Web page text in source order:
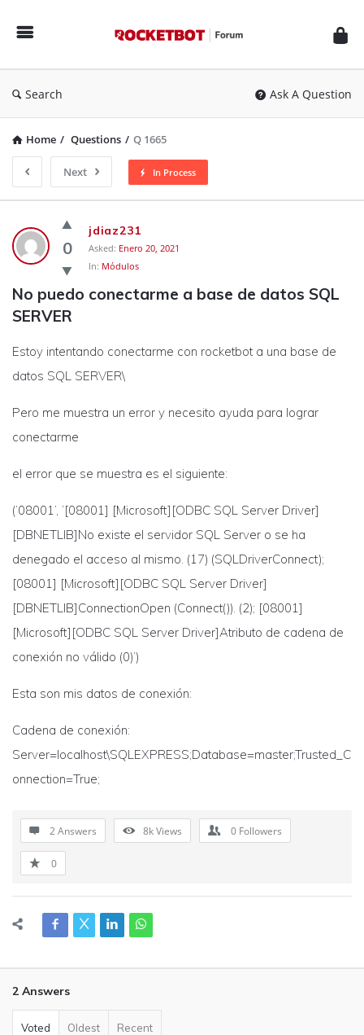
Forum
Search Ask A Question
Home / Questions / Q 1665
Next In Process
Rocketbot
Forum
Latest
Questions
0
jdiaz231
Asked: Enero 20, 2021
In: Módulos
No puedo conectarme a base de datos SQL
SERVER
Estoy intentando conectarme con rocketbot a una base de
datos SQL SERVER\
Pero me muestra un error y necesito ayuda para lograr
conectarme
el error que se muestra es el siguiente:
(‘08001’, ‘[08001] [Microsoft][ODBC SQL Server Driver]
[DBNETLIB]No existe el servidor SQL Server o se ha
denegado el acceso al mismo. (17) (SQLDriverConnect);
[08001] [Microsoft][ODBC SQL Server Driver]
[DBNETLIB]ConnectionOpen (Connect()). (2); [08001]
[Microsoft][ODBC SQL Server Driver]Atributo de cadena de
conexión no válido (0)’)
Esta son mis datos de conexión:
Cadena de conexión:
Server=localhost\SQLEXPRESS;Database=master;Trusted_C
onnection=True;
2 Answers 8kViews 0 Followers
0
2 Answers
Voted Oldest Recent